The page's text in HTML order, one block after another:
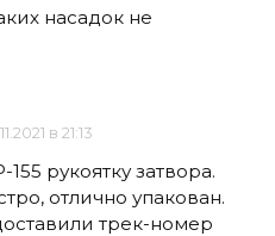
насадок не
в 21:13
рукоятку затвора.
отлично упакован.
трек-номер